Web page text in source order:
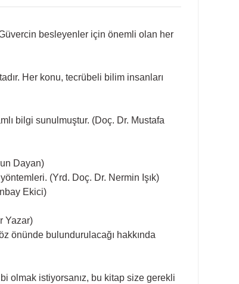
besleyenler için önemli olan her
Her konu, tecrübeli bilim insanları
bilgi sunulmuştur. (Doç. Dr. Mustafa
Dayan)
(Yrd. Doç. Dr. Nermin Işık)
Ekici)
Yazar)
önünde bulundurulacağı hakkında
olmak istiyorsanız, bu kitap size gerekli